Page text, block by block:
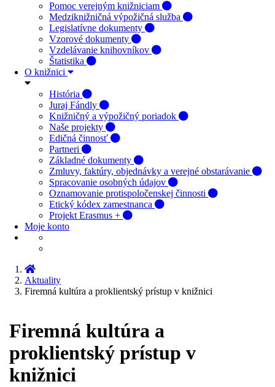
Pomoc verejným knižniciam
Medziknižničná výpožičná služba
Legislatívne dokumenty
Vzorové dokumenty
Vzdelávanie knihovníkov
Štatistika
O knižnici
História
Juraj Fándly
Knižničný a výpožičný poriadok
Naše projekty
Edičná činnosť
Partneri
Základné dokumenty
Zmluvy, faktúry, objednávky a verejné obstarávanie
Spracovanie osobných údajov
Oznamovanie protispoločenskej činnosti
Etický kódex zamestnanca
Projekt Erasmus +
Moje konto
Aktuality
Firemná kultúra a proklientský prístup v knižnici
Firemná kultúra a
proklientský prístup v
knižnici